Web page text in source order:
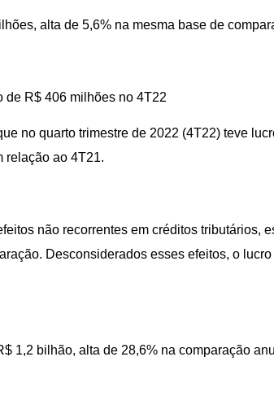
alta de 5,6% na mesma base de
de R$ 406 milhões no 4T22
no quarto trimestre de 2022 (4T22) teve
relação ao 4T21.
não recorrentes em créditos tributários,
Desconsiderados esses efeitos, o
1,2 bilhão, alta de 28,6% na comparação